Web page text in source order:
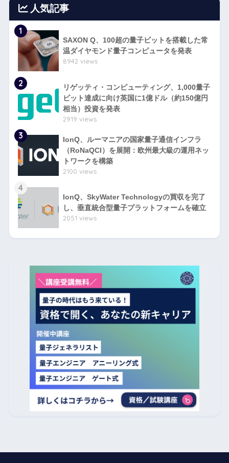
人気記事
1
SAXON Q、100超の量子ビットを搭載した常
温ダイヤモンド量子コンピュータを発表
8942 views
2
リゲッティ・コンピューティング、1,000量子
ビット達成に向け英国に1億ドル（約150億円
相当）投資を発表
2919 views
3
IonQ、ルーマニアの国家量子通信インフラ
（RoNaQCI）を展開：欧州最大級の運用ネッ
トワークを構築
2100 views
4
IonQ、SkyWater Technologyの買収を完了
し、垂直統合型量子プラットフォームを確立
2051 views